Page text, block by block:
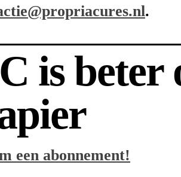
.
is beter
een abonnement!